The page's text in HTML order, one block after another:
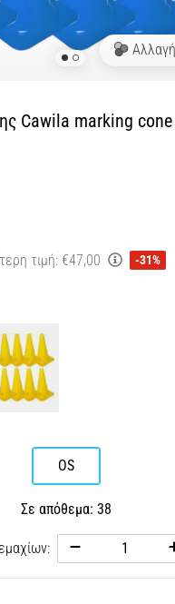
Cawila marking
τιμή: €47,00 -31%
OS
Σε απόθεμα: 38